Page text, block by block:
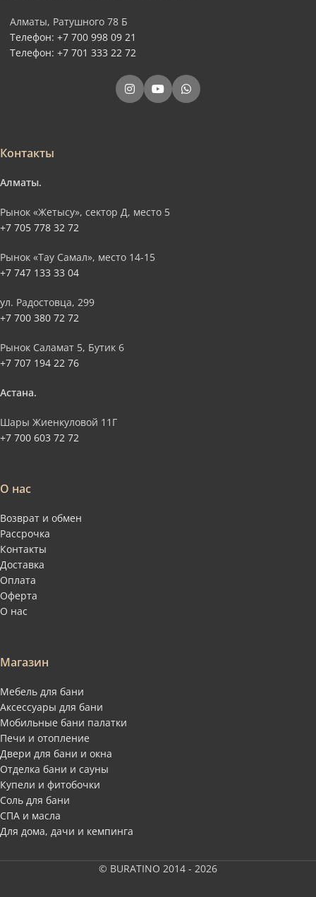
Алматы, Ратушного 78 Б
Телефон: +7 700 998 09 21
Телефон: +7 701 333 22 72
Контакты
Алматы.
Рынок «Жетысу», сектор Д, место 5
+7 705 778 32 72
Рынок «Тау Самал», место 14-15
+7 747 133 33 04
ул. Радостовца, 299
+7 700 380 72 72
Рынок Саламат 5, Бутик 6
+7 707 194 22 76
Астана.
Шары Жиенкуловой 11Г
+7 700 603 72 72
О нас
Возврат и обмен
Рассрочка
Контакты
Доставка
Оплата
Оферта
О нас
Магазин
Мебель для бани
Аксессуары для бани
Мобильные бани палатки
Печи и отопление
Двери для бани и окна
Отделка бани и сауны
Купели и фитобочки
Соль для бани
СПА и масла
Для дома, дачи и кемпинга
© BURATINO 2014 - 2026